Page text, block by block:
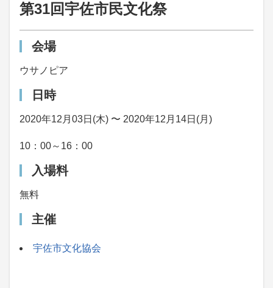
第31回宇佐市民文化祭
会場
ウサノピア
日時
2020年12月03日(木) 〜 2020年12月14日(月)
10：00～16：00
入場料
無料
主催
宇佐市文化協会